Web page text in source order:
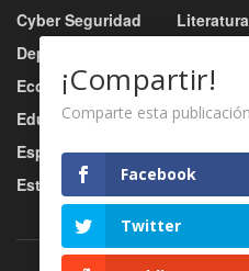
Cyber Seguridad
Deportes
Economía
Educación
Esports
Estilo De Vida
Literatura
Música
Música
Nacional
Negocio
¡Compartir!
Comparte esta
Facebook
Twitter